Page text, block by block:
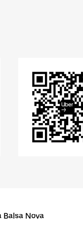
Nova